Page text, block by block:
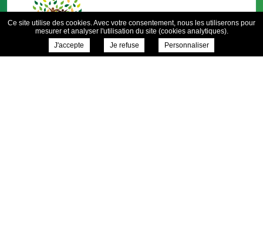
Ce site utilise des cookies. Avec votre consentement, nous les utiliserons pour
mesurer et analyser l'utilisation du site (cookies analytiques).
J'accepte
Je refuse Personnaliser